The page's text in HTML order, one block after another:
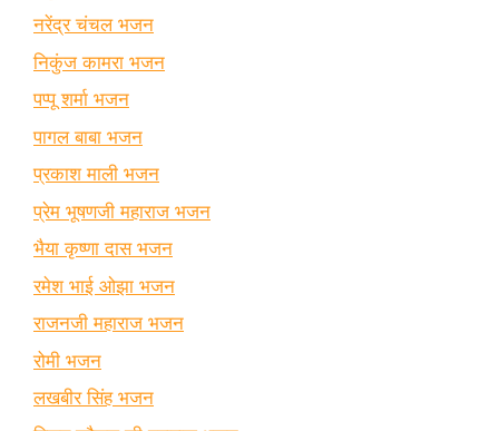
नरेंद्र चंचल भजन
निकुंज कामरा भजन
पप्पू शर्मा भजन
पागल बाबा भजन
प्रकाश माली भजन
प्रेम भूषणजी महाराज भजन
भैया कृष्णा दास भजन
रमेश भाई ओझा भजन
राजनजी महाराज भजन
रोमी भजन
लखबीर सिंह भजन